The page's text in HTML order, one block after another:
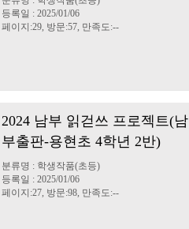
등록일 : 2025/01/06
페이지:29, 방문:57, 만족도:--
2024 남부 읽걷쓰 프로젝트(남
부출판-용현초 4학년 2반)
분류명 : 학생작품(초등)
등록일 : 2025/01/06
페이지:27, 방문:98, 만족도:--